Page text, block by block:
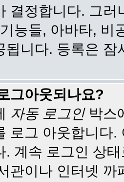
결정합니다. 그
능들, 아바타, 비
됩니다. 등록은
그아웃되나요?
자동 로그인박스
로그 아웃합니다
. 계속 로그인 상
관이나 인터넷